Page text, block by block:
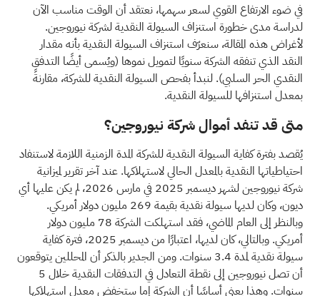
في ضوء الارتفاع القوي لسعر سهمها، نعتقد أن الوقت مناسب الآن
لدراسة مدى خطورة استنزاف السيولة النقدية لشركة نيوروجين.
لأغراض هذه المقالة، سنعرّف استنزاف السيولة النقدية بأنه مقدار
النقد الذي تنفقه الشركة سنويًا لتمويل نموها (ويُسمى أيضًا التدفق
النقدي الحر السلبي). لنبدأ بفحص السيولة النقدية للشركة، مقارنةً
بمعدل استنزافها للسيولة النقدية.
متى قد تنفد أموال شركة نيوروجين؟
يُقصد بفترة كفاية السيولة النقدية للشركة المدة الزمنية اللازمة لاستنفاد
احتياطياتها النقدية بالمعدل الحالي لاستهلاكها. عند آخر تقرير لميزانية
شركة نيوروجين لشهر ديسمبر 2025 في مارس 2026، لم يكن عليها أي
ديون، وكان لديها سيولة نقدية بقيمة 269 مليون دولار أمريكي.
وبالنظر إلى العام الماضي، فقد استهلكت الشركة 78 مليون دولار
أمريكي. وبالتالي، كان لديها، اعتبارًا من ديسمبر 2025، فترة كفاية
سيولة نقدية لمدة 3.4 سنوات. ومن الجدير بالذكر أن المحللين يتوقعون
أن تصل نيوروجين إلى نقطة التعادل في التدفقات النقدية خلال 5
سنوات. وهذا يعني أساسًا أن الشركة إما ستخفض معدل استهلاكها